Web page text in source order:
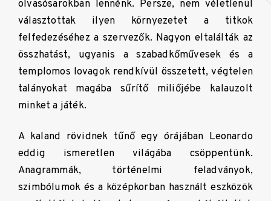
olvasósarokban lennénk. Persze, nem véletlenül
választottak ilyen környezetet a titkok
felfedezéséhez a szervezők. Nagyon eltalálták az
összhatást, ugyanis a szabadkőművesek és a
templomos lovagok rendkívül összetett, végtelen
talányokat magába sűrítő miliőjébe kalauzolt
minket a játék.
A kaland rövidnek tűnő egy órájában Leonardo
eddig ismeretlen világába csöppentünk.
Anagrammák, történelmi feladványok,
szimbólumok és a középkorban használt eszközök